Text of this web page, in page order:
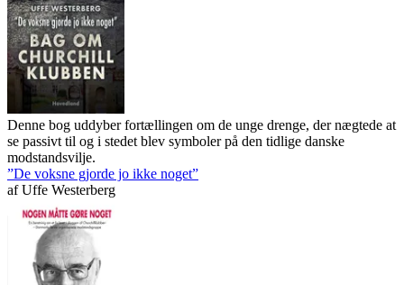
Denne bog uddyber fortællingen om de unge drenge, der nægtede at
se passivt til og i stedet blev symboler på den tidlige danske
modstandsvilje.
”De voksne gjorde jo ikke noget”
afUffe Westerberg